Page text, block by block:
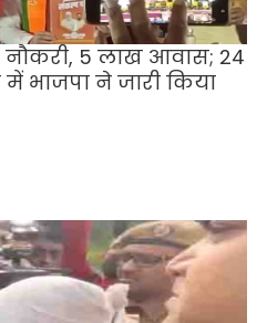
नौकरी, 5 लाख आवास; 24
भाजपा ने जारी किया